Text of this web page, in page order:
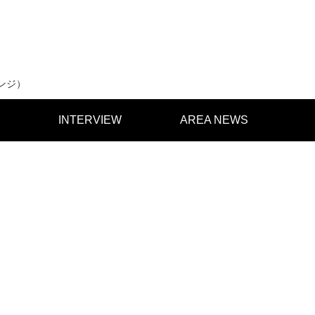
）
INTERVIEW AREA NEWS